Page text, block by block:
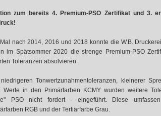
zum bereits 4. Premium-PSO Zertifikat und 3.
nach 2014, 2016 und 2018 konnte die W.B.
im Spätsommer 2020 die strenge Premium-PSO
Toleranzen absolvieren.
Tonwertzunahmentoleranzen, kleinerer
Werte in den Primärfarben KCMY wurden weitere
PSO nicht fordert - eingeführt. Diese
RGB und der Tertiärfarbe Grau.